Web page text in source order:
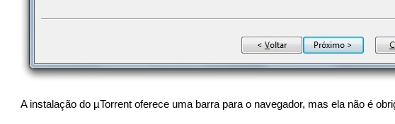
A instalação do µTorrent oferece uma barra para o navegador, mas ela não é